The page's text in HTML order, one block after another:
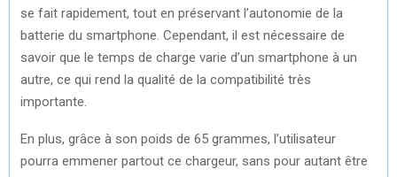
se fait rapidement, tout en préservant l’autonomie de la
batterie du smartphone. Cependant, il est nécessaire de
savoir que le temps de charge varie d’un smartphone à un
autre, ce qui rend la qualité de la compatibilité très
importante.
En plus, grâce à son poids de 65 grammes, l’utilisateur
pourra emmener partout ce chargeur, sans pour autant être